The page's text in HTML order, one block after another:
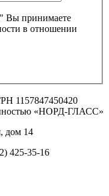
Вы принимаете
в отношении
1157847450420
«НОРД-ГЛАСС»
дом 14
425-35-16